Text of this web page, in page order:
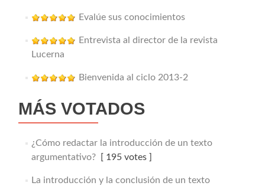
Evalúe sus conocimientos
Entrevista al director de la revista
Lucerna
Bienvenida al ciclo 2013-2
MÁS VOTADOS
¿Cómo redactar la introducción de un texto
argumentativo?[ 195 votes ]
La introducción y la conclusión de un texto